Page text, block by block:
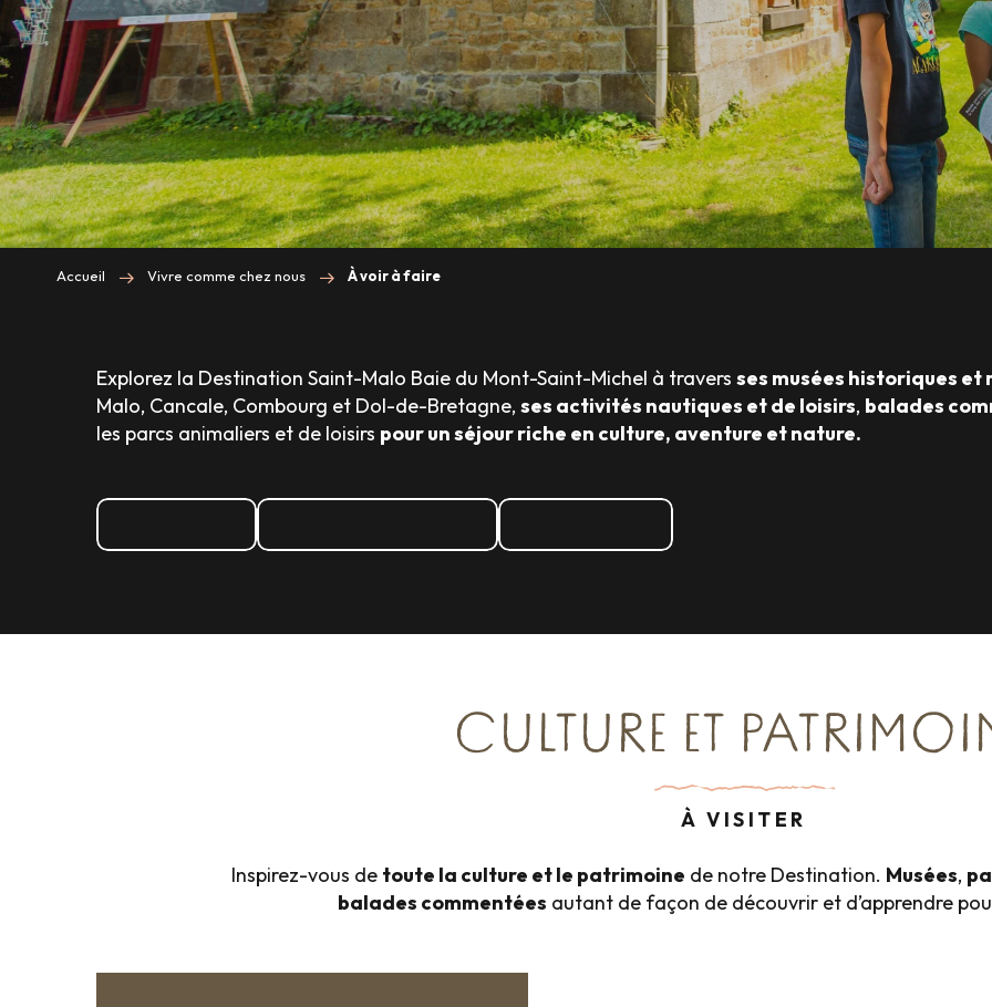
Accueil Vivre comme chez nous À voir à faire
Explorez la Destination Saint-Malo Baie du Mont-Saint-Michel à travers ses musées historiques
Malo, Cancale, Combourg et Dol-de-Bretagne, ses activités nautiques et de loisirs, balades
les parcs animaliers et de loisirs pour un séjour riche en culture, aventure et nature.
CULTURE ET
À VISITER
Inspirez-vous de toute la culture et le patrimoine de notre Destination. Musées,
balades commentées autant de façon de découvrir et d’apprendre